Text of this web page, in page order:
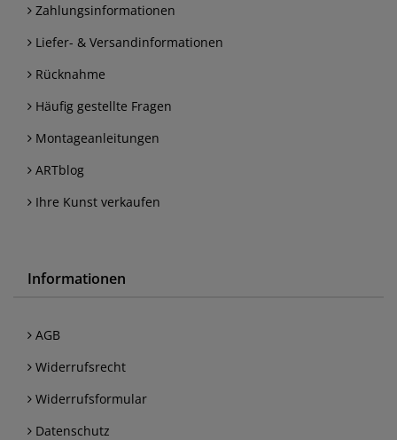
Zahlungsinformationen
Liefer- & Versandinformationen
Rücknahme
Häufig gestellte Fragen
Montageanleitungen
ARTblog
Ihre Kunst verkaufen
Informationen
AGB
Widerrufsrecht
Widerrufsformular
Datenschutz